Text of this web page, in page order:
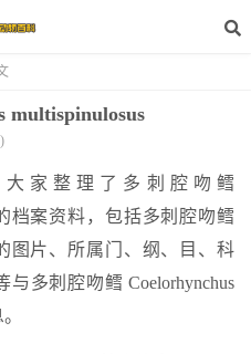
multispinulosus
家整理了多刺腔吻鳕
的档案资料，包括多刺腔吻鳕
的图片、所属门、纲、目、科
多刺腔吻鳕 Coelorhynchus